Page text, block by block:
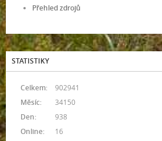
Přehled zdrojů
STATISTIKY
Online: 16
Celkem:
902941
Měsíc:
34150
Den:
938